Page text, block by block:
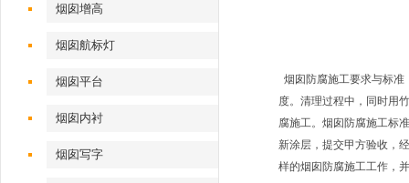
烟囱增高
烟囱航标灯
烟囱平台
烟囱内衬
烟囱写字
烟囱防腐施工要求与标
度。清理过程中，同时用
腐施工。烟囱防腐施工标
新涂层，提交甲方验收，
样的烟囱防腐施工工作，